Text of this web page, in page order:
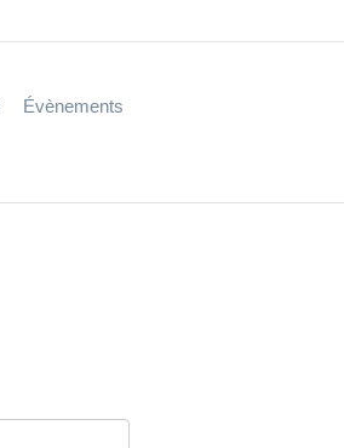
Évènements